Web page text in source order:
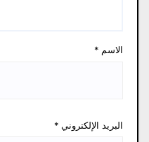
الاسم *
البريد الإلكتروني *